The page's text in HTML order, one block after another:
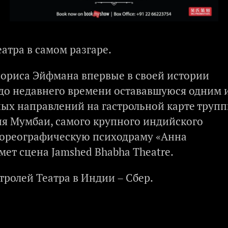
в самом разгаре.
Эйфмана впервые в своей истории
недавнего времени остававшуюся одним
направлений на гастрольной карте
Мумбаи, самого крупного индийского
психодраму «Анна
сцена Jamshed Bhabha Theatre.
Театра в Индии – Сбер.